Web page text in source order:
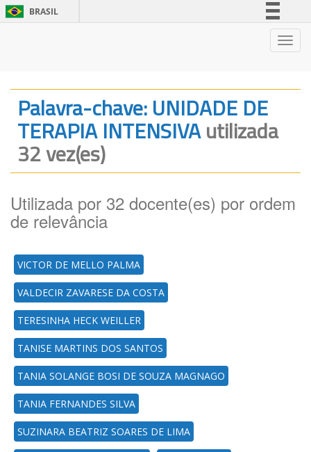
BRASIL
Legislação
Canais
Palavra-chave: UNIDADE DE
TERAPIA INTENSIVAutilizada
32 vez(es)
Utilizada por 32 docente(es) por ordem
de relevância
VICTOR DE MELLO PALMA
VALDECIR ZAVARESE DA COSTA
TERESINHA HECK WEILLER
TANISE MARTINS DOS SANTOS
TANIA SOLANGE BOSI DE SOUZA MAGNAGO
TANIA FERNANDES SILVA
SUZINARA BEATRIZ SOARES DE LIMA